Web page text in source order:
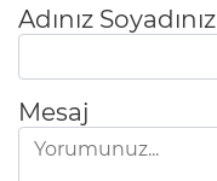
Adınız Soyadınız
Mesaj